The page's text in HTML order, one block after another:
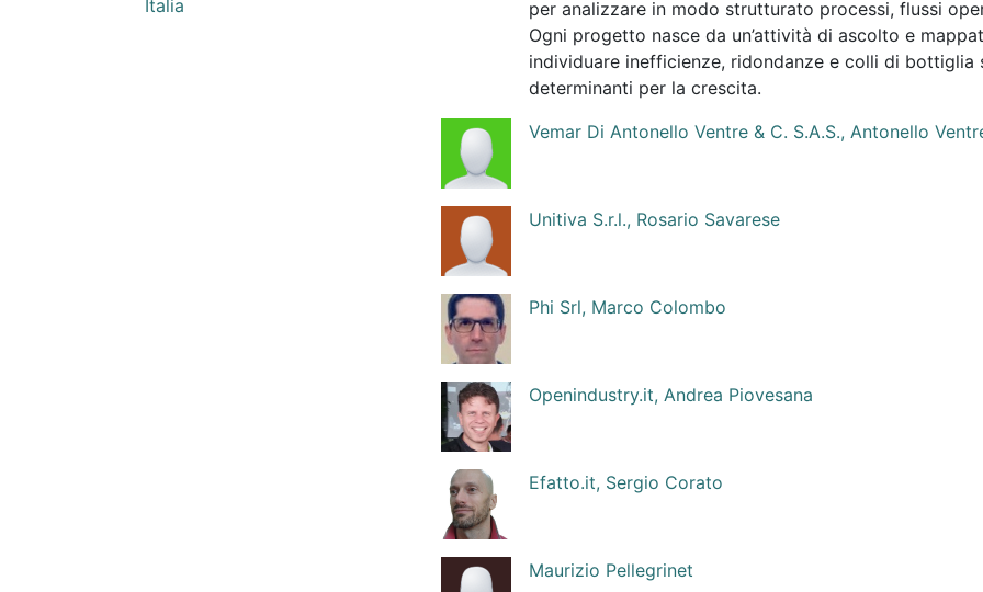
Italia
per analizzare in modo strutturato processi, flussi
Ogni progetto nasce da un’attività di ascolto e
individuare inefficienze, ridondanze e colli di bottiglia
determinanti per la crescita.
Vemar Di Antonello Ventre & C. S.A.S., Antonello
Unitiva S.r.l., Rosario Savarese
Phi Srl, Marco Colombo
Openindustry.it, Andrea Piovesana
Efatto.it, Sergio Corato
Maurizio Pellegrinet